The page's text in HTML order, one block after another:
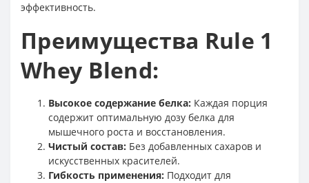
эффективность.
Преимущества Rule 1
Whey Blend:
Высокое содержание белка: Каждая порция
содержит оптимальную дозу белка для
мышечного роста и восстановления.
Чистый состав: Без добавленных сахаров и
искусственных красителей.
Гибкость применения: Подходит для